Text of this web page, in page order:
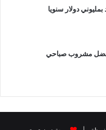
دولار سنويا
مشروب صباحي